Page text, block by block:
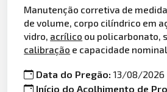
Manutenção corretiva de
de volume, corpo cilíndrico em
vidro, acrílico ou policarbonato,
calibração e capacidade
Data do Pregão:13/08/2026
Início do Acolhimento de